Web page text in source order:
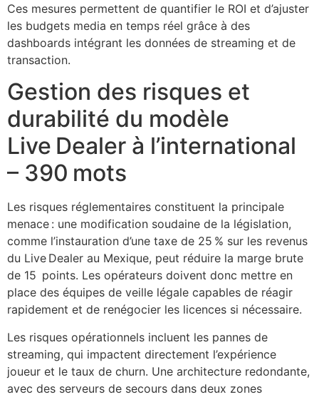
Ces mesures permettent de quantifier le ROI et d’ajuster
les budgets media en temps réel grâce à des
dashboards intégrant les données de streaming et de
transaction.
Gestion des risques et
durabilité du modèle
Live Dealer à l’international
– 390 mots
Les risques réglementaires constituent la principale
menace : une modification soudaine de la législation,
comme l’instauration d’une taxe de 25 % sur les revenus
du Live Dealer au Mexique, peut réduire la marge brute
de 15 points. Les opérateurs doivent donc mettre en
place des équipes de veille légale capables de réagir
rapidement et de renégocier les licences si nécessaire.
Les risques opérationnels incluent les pannes de
streaming, qui impactent directement l’expérience
joueur et le taux de churn. Une architecture redondante,
avec des serveurs de secours dans deux zones